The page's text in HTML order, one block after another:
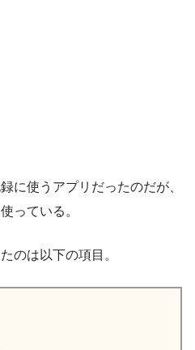
に使うアプリだったのだが、
っている。
のは以下の項目。